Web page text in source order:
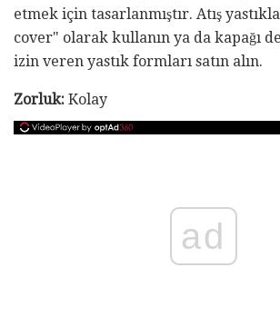
etmek için tasarlanmıştır. Atış
cover" olarak kullanın ya da kapağı
izin veren yastık formları satın alın.
Zorluk: Kolay
ad